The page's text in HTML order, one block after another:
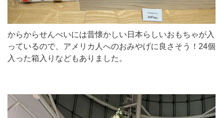
からからせんべいには昔懐かしい日本らしいおもちゃが入
っているので、アメリカ人へのおみやげに良さそう！24個
入った箱入りなどもありました。